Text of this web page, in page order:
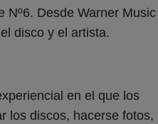
Nº6. Desde Warner Music
disco y el artista.
en el que los
los discos, hacerse fotos,